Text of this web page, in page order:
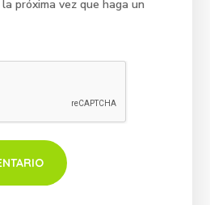
próxima vez que haga un